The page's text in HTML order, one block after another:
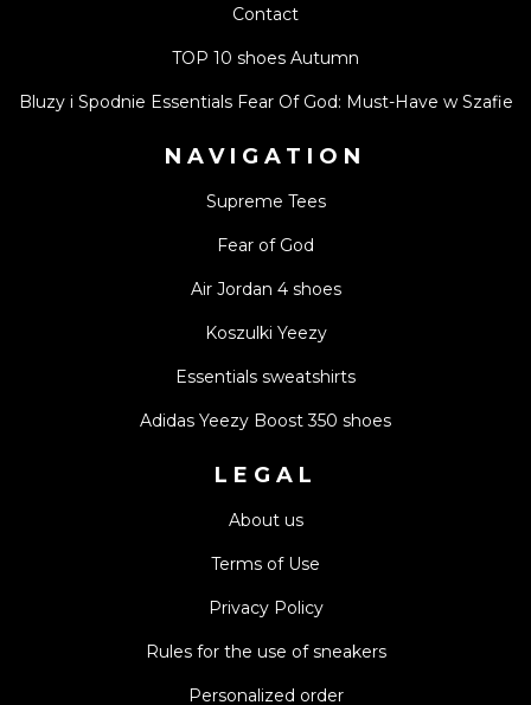
Contact
TOP 10 shoes Autumn
Bluzy i Spodnie Essentials Fear Of God: Must-Have w Szafie
NAVIGATION
Supreme Tees
Fear of God
Air Jordan 4 shoes
Koszulki Yeezy
Essentials sweatshirts
Adidas Yeezy Boost 350 shoes
LEGAL
About us
Terms of Use
Privacy Policy
Rules for the use of sneakers
Personalized order